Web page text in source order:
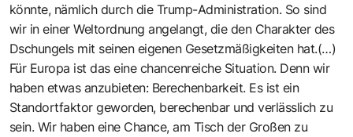
könnte, nämlich durch die Trump-Administration. So sind
wir in einer Weltordnung angelangt, die den Charakter des
Dschungels mit seinen eigenen Gesetzmäßigkeiten hat.(…)
Für Europa ist das eine chancenreiche Situation. Denn wir
haben etwas anzubieten: Berechenbarkeit. Es ist ein
Standortfaktor geworden, berechenbar und verlässlich zu
sein. Wir haben eine Chance, am Tisch der Großen zu